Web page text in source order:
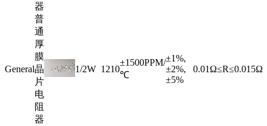
器
General
普
通
厚
膜
晶
片
电
阻
器
1/2W 1210
±1500PPM/
℃
±1%,
±2%,
±5%
0.01Ω≤R≤0.015Ω